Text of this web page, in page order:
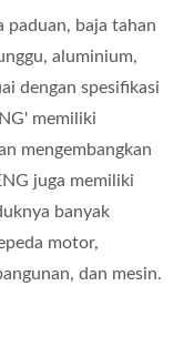
paduan, baja tahan
aluminium,
dengan spesifikasi
memiliki
mengembangkan
juga memiliki
banyak
motor,
dan mesin.